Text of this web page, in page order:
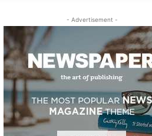
- Advertisement -